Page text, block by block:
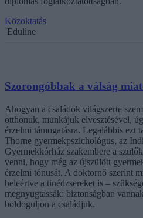
Közoktatás
Eduline
Szorongóbbak a válság
Ahogyan a családok világszerte
otthonuk, munkájuk elvesztésével,
érzelmi támogatásra. Legalábbis ezt
Thorne gyermekpszichológus, az
Gyermekkórház szakembere a
venni, hogy még az újszülött
érzelmi tónusát. A doktornő szerint
beleértve a tinédzsereket is –
megnyugtassák: biztonságban
boldoguljon a családjuk.